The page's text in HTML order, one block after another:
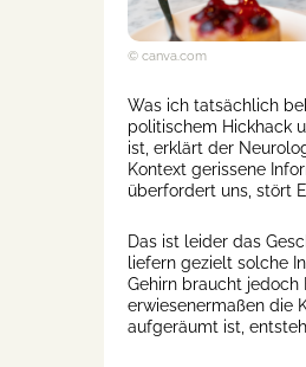
© canva.com
Was ich tatsächlich
politischem Hickhack
ist, erklärt der
Kontext gerissene
überfordert uns, stört
Das ist leider das
liefern gezielt solche
Gehirn braucht
erwiesenermaßen die
aufgeräumt ist,